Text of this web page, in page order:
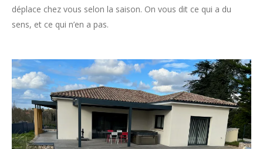
déplace chez vous selon la saison. On vous dit ce qui a du
sens, et ce qui n’en a pas.